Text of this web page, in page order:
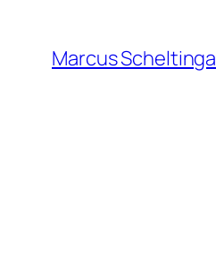
Inhalt
springen
Marcus Scheltinga